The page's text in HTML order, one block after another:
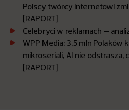
Polscy twórcy internetowi
[RAPORT]
Celebryci w reklamach –
WPP Media: 3,5 mln Polaków
mikroseriali, AI nie
[RAPORT]